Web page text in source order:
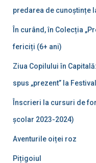
predarea de cunoștințe
În curând, în Colecția
fericiți (6+ ani)
Ziua Copilului în
spus „prezent” la
Înscrieri la cursuri de
școlar 2023-2024)
Aventurile oiței roz
Pițigoiul